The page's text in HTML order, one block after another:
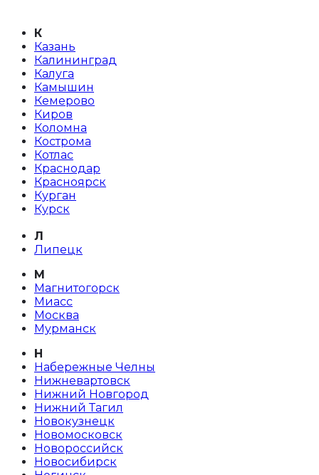
К
Казань
Калининград
Калуга
Камышин
Кемерово
Киров
Коломна
Кострома
Котлас
Краснодар
Красноярск
Курган
Курск
Л
Липецк
М
Магнитогорск
Миасс
Москва
Мурманск
Н
Набережные Челны
Нижневартовск
Нижний Новгород
Нижний Тагил
Новокузнецк
Новомосковск
Новороссийск
Новосибирск